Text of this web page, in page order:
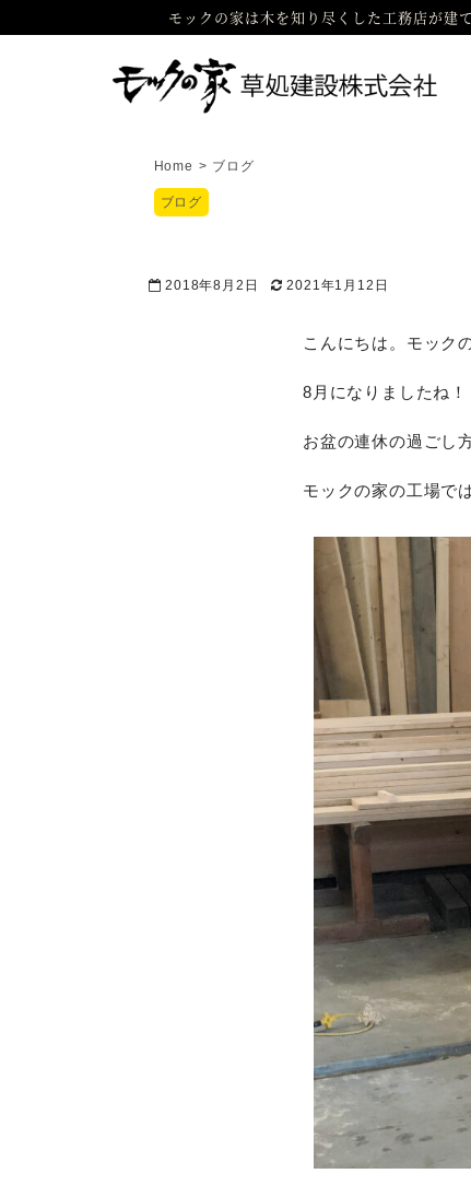
モックの家は木を知り尽くした工務店が建
Home > ブログ
ブログ
2018年8月2日 2021年1月12日
こんにちは。モック
8月になりましたね！
お盆の連休の過ごし
モックの家の工場で